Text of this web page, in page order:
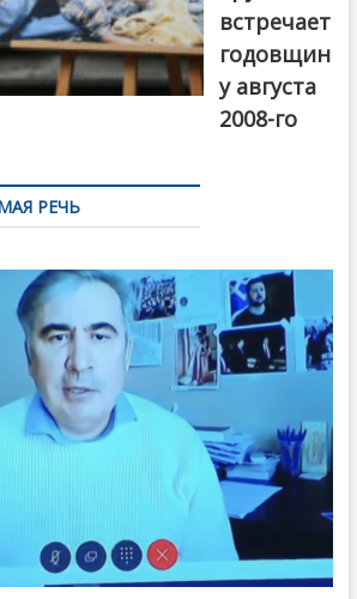
встречает
годовщин
у августа
2008-го
РЕЧЬ